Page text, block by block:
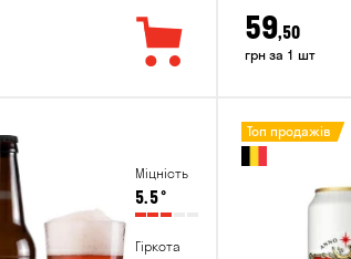
59,50
грн за 1 шт
Міцність
5.5°
Гіркота
Топ продажів